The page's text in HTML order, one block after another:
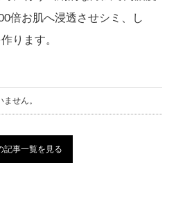
倍お肌へ浸透させシミ、し
ります。
せん。
記事一覧を見る